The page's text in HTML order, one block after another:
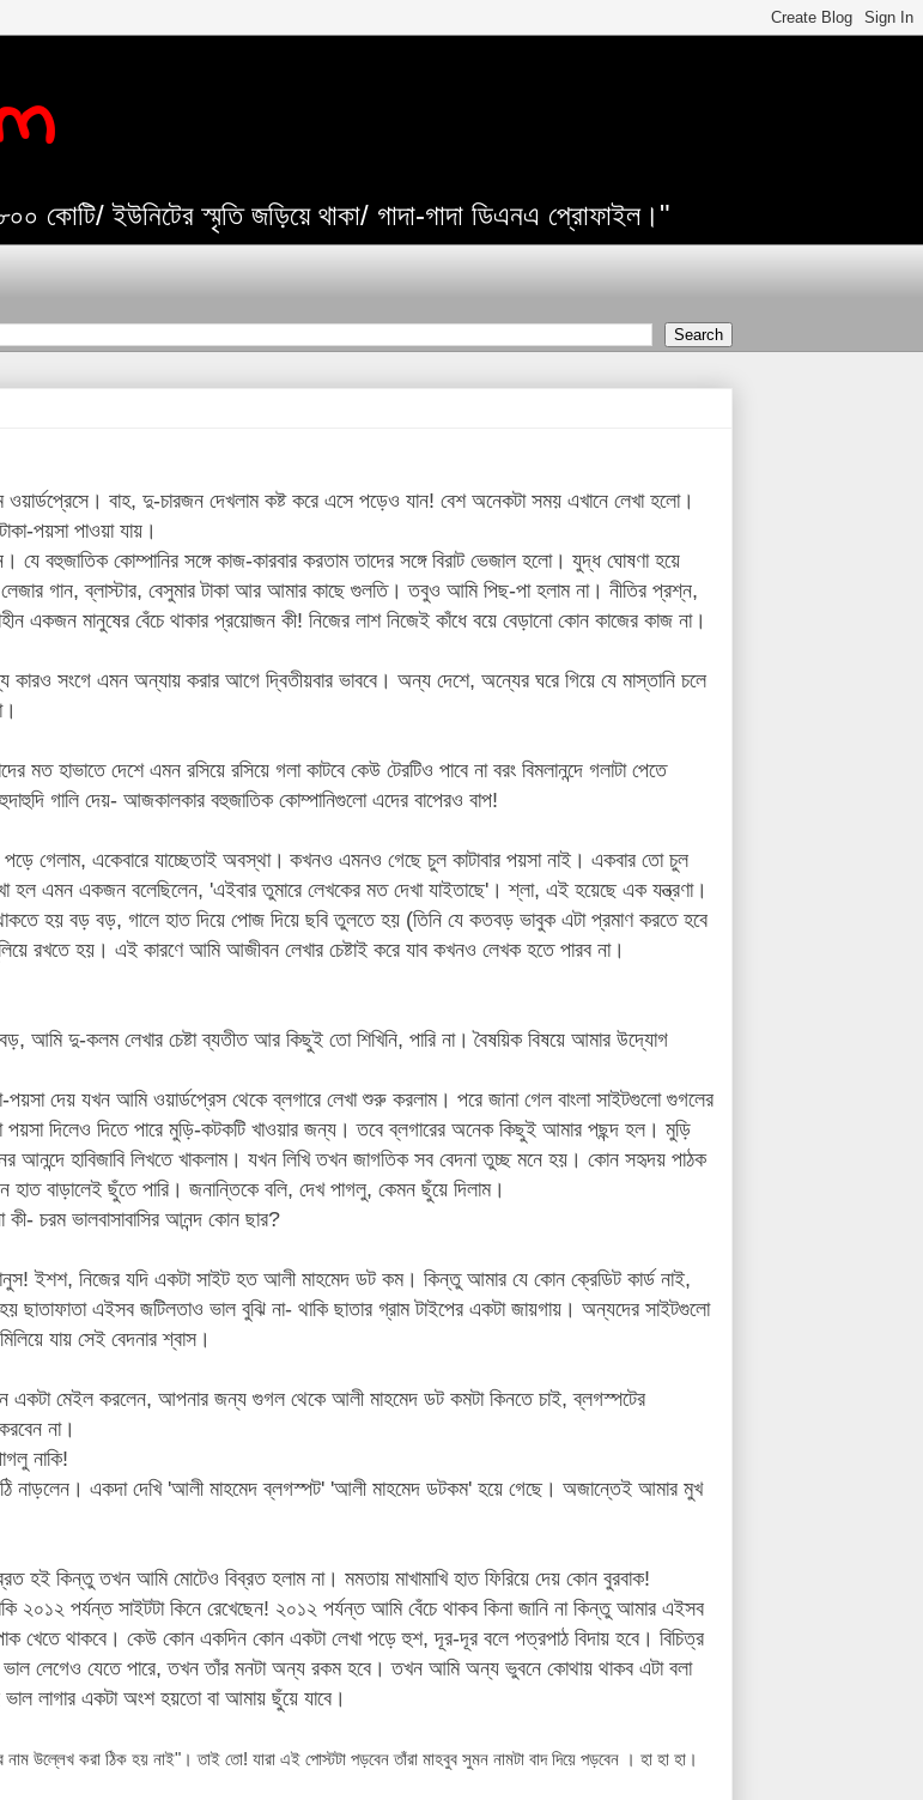
কোটি/ ইউনিটের স্মৃতি জড়িয়ে থাকা/ গাদা-গাদা ডিএনএ প্রোফাইল।"
ওয়ার্ডপ্রেসে। বাহ, দু-চারজন দেখলাম কষ্ট করে এসে পড়েও যান! বেশ অনেকটা সময় এখানে লেখা হলো।
পয়সা পাওয়া যায়।
বহুজাতিক কোম্পানির সঙ্গে কাজ-কারবার করতামতাদের সঙ্গে বিরাট ভেজাল হলো। যুদ্ধ ঘোষণা হয়ে
গান, ব্লাস্টার, বেসুমার টাকা আর আমার কাছে গুলতি। তবুও আমি পিছ-পা হলাম না। নীতির প্রশ্ন,
একজন মানুষের বেঁচে থাকার প্রয়োজন কী! নিজের লাশ নিজেই কাঁধে বয়ে বেড়ানো কোন কাজের কাজ না।
সংগে এমন অন্যায় করার আগে দ্বিতীয়বার ভাববে। অন্য দেশে, অন্যের ঘরে গিয়ে যে মাস্তানি চলে
মত হাভাতে দেশে এমন রসিয়ে রসিয়ে গলা কাটবে কেউ টেরটিও পাবে না বরং বিমলানন্দে গলাটা পেতে
হুদাহুদি গালি দেয়- আজকালকার বহুজাতিক কোম্পানিগুলো এদের বাপেরও বাপ!
গেলাম, একেবারে যাচ্ছেতাই অবস্থা। কখনও এমনও গেছে চুল কাটাবার পয়সা নাই। একবার তো চুল
হল এমন একজন বলেছিলেন, 'এইবার তুমারে লেখকের মত দেখা যাইতাছে'। শ্লা, এই হয়েছে এক যন্ত্রণা।
হয় বড় বড়, গালে হাত দিয়ে পোজ দিয়ে ছবি তুলতে হয় (তিনি যে কতবড় ভাবুক এটা প্রমাণ করতে হবে
রখতে হয়। এই কারণে আমি আজীবন লেখার চেষ্টাই করে যাব কখনও লেখক হতে পারব না।
আমি দু-কলম লেখার চেষ্টা ব্যতীত আর কিছুই তো শিখিনি, পারি না। বৈষয়িক বিষয়ে আমার উদ্যোগ
দেয় যখন আমি ওয়ার্ডপ্রেস থেকে ব্লগারে লেখা শুরু করলাম। পরে জানা গেল বাংলা সাইটগুলো গুগলের
পয়সা দিলেও দিতে পারে মুড়ি-কটকটি খাওয়ার জন্য। তবে ব্লগারের অনেক কিছুই আমার পছন্দ হল। মুড়ি
আনন্দে হাবিজাবি লিখতে খাকলাম। যখন লিখি তখন জাগতিক সব বেদনা তুচ্ছ মনে হয়। কোন সহৃদয় পাঠক
বাড়ালেই ছুঁতে পারি। জনান্তিকে বলি, দেখ পাগলু, কেমন ছুঁয়ে দিলাম।
চরম ভালবাসাবাসির আনন্দ কোন ছার?
ইশশ, নিজের যদি একটা সাইট হত আলী মাহমেদ ডট কম। কিন্তু আমার যে কোন ক্রেডিট কার্ড নাই,
ছাতাফাতা এইসব জটিলতাও ভাল বুঝি না- থাকি ছাতার গ্রাম টাইপের একটা জায়গায়। অন্যদের সাইটগুলো
যায় সেই বেদনার শ্বাস।
একটামেইল করলেন, আপনার জন্য গুগল থেকে আলী মাহমেদ ডট কমটা কিনতে চাই, ব্লগস্পটের
না।
নাকি!
নাড়লেন। একদা দেখি 'আলী মাহমেদ ব্লগস্পট' 'আলী মাহমেদ ডটকম' হয়ে গেছে। অজান্তেই আমার মুখ
হই কিন্তু তখন আমি মোটেও বিব্রত হলাম না। মমতায় মাখামাখি হাত ফিরিয়ে দেয় কোন বুরবাক!
২০১২ পর্যন্ত সাইটটা কিনে রেখেছেন! ২০১২ পর্যন্ত আমি বেঁচে থাকব কিনা জানি না কিন্তু আমার এইসব
খেতে থাকবে। কেউ কোন একদিন কোন একটা লেখা পড়ে হুশ, দূর-দূর বলে পত্রপাঠ বিদায় হবে। বিচিত্র
লেগেও যেতে পারে, তখন তাঁর মনটা অন্য রকম হবে। তখন আমি অন্য ভুবনে কোথায় থাকব এটা বলা
ভাল লাগার একটা অংশ হয়তো বা আমায় ছুঁয়ে যাবে।
উল্লেখ করা ঠিক হয় নাই"। তাই তো! যারা এই পোস্টটা পড়বেন তাঁরা মাহবুব সুমন নামটা বাদ দিয়ে পড়বেন । হা হা হা।